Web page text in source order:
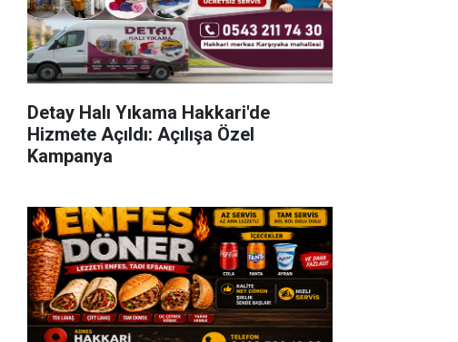
Detay Halı Yıkama Hakkari'de
Hizmete Açıldı: Açılışa Özel
Kampanya